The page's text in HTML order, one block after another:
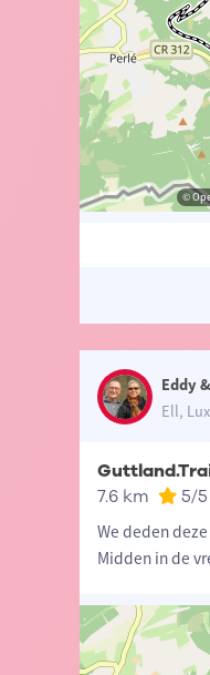
©
© Eddy & Rita
Eddy
Ell,
7.6 km 5/5
We deden
Midden in de